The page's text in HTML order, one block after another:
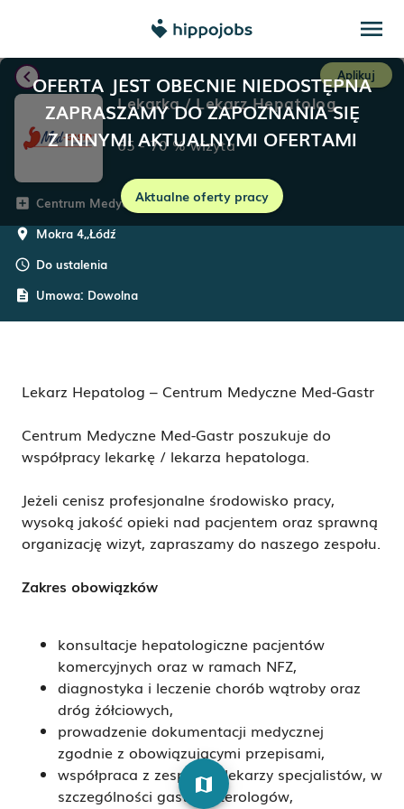
menu
OFERTA JEST OBECNIE NIEDOSTĘPNA
ZAPRASZAMY DO ZAPOZNANIA SIĘ
Z INNYMI AKTUALNYMI OFERTAMI
Aktualne oferty pracy
chevron_left Aplikuj
Lekarka / Lekarz Hepatolog
65-70%wizyta
add_box Centrum Medyczne Med-Gastr
room Mokra 4,,Łódź
schedule Do ustalenia
description Umowa: Dowolna
Lekarz Hepatolog – Centrum Medyczne Med-Gastr
Centrum Medyczne Med-Gastr poszukuje do
współpracy lekarkę / lekarza hepatologa.
Jeżeli cenisz profesjonalne środowisko pracy,
wysoką jakość opieki nad pacjentem oraz sprawną
organizację wizyt, zapraszamy do naszego zespołu.
Zakres obowiązków
konsultacje hepatologiczne pacjentów
komercyjnych oraz w ramach NFZ,
diagnostyka i leczenie chorób wątroby oraz
dróg żółciowych,
prowadzenie dokumentacji medycznej
zgodnie z obowiązującymi przepisami,
współpraca z zespołem lekarzy specjalistów, w
szczególności gastroenterologów,
map